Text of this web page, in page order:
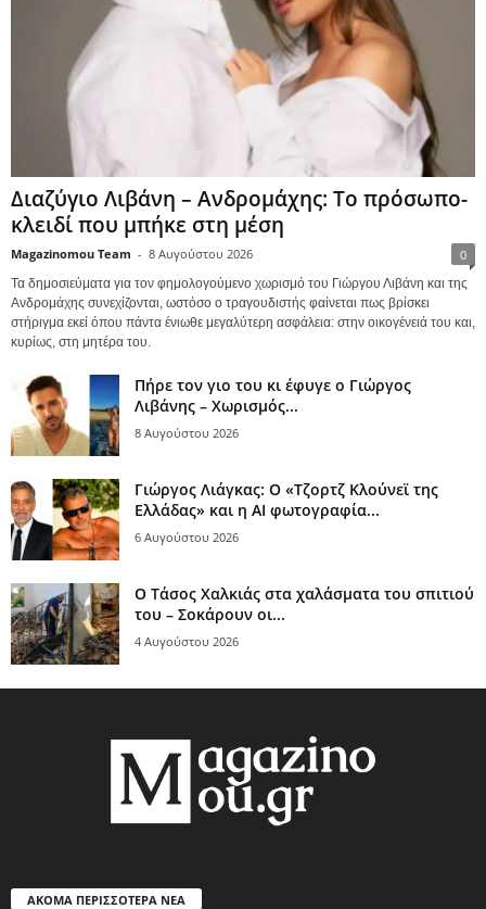
Διαζύγιο Λιβάνη – Ανδρομάχης: Το πρόσωπο-
κλειδί που μπήκε στη μέση
Magazinomou Team - 8 Αυγούστου 2026 0
Τα δημοσιεύματα για τον φημολογούμενο χωρισμό του Γιώργου Λιβάνη και της
Ανδρομάχης συνεχίζονται, ωστόσο ο τραγουδιστής φαίνεται πως βρίσκει
στήριγμα εκεί όπου πάντα ένιωθε μεγαλύτερη ασφάλεια: στην οικογένειά του και,
κυρίως, στη μητέρα του.
Πήρε τον γιο του κι έφυγε ο Γιώργος
Λιβάνης – Χωρισμός...
8 Αυγούστου 2026
Γιώργος Λιάγκας: Ο «Τζορτζ Κλούνεϊ της
Ελλάδας» και η AI φωτογραφία...
6 Αυγούστου 2026
Ο Τάσος Χαλκιάς στα χαλάσματα του σπιτιού
του – Σοκάρουν οι...
4 Αυγούστου 2026
ΑΚΟΜΑ ΠΕΡΙΣΣΟΤΕΡΑ ΝΕΑ